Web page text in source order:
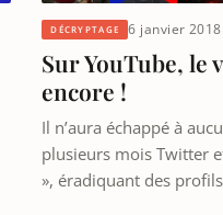
DÉCRYPTAGE 6 janvier 2018
Sur YouTube, le
encore !
Il n’aura échappé à
plusieurs mois Twitter
», éradiquant des